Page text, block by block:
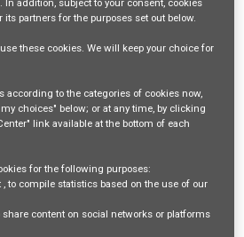
this search
In addition, subject to your consent, cookies
its partners for the purposes set out below.
these cookies. We will keep your choice for
according to the categories of cookies now,
choices" below; or at any time, by clicking
link available at the bottom of each
for the following purposes:
, to compile statistics based on the use of our
share content on social networks or platforms